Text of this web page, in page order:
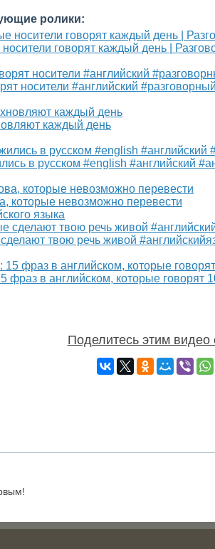
ролики:
говорят каждый день |
носители #английский
каждый день
в русском #english #английский
которые невозможно перевести
языка
твою речь живой
фраз в английском, которые говорят
Поделитесь этим видео